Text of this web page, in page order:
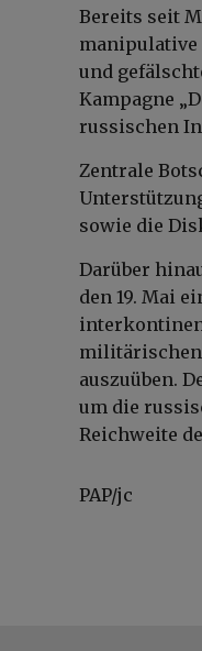
Bereits seit
manipulative
und
Kampagne
russischen
Zentrale
sowie die
Darüber
den 19. Mai
militärischen
auszuüben.
um die
Reichweite
PAP/jc